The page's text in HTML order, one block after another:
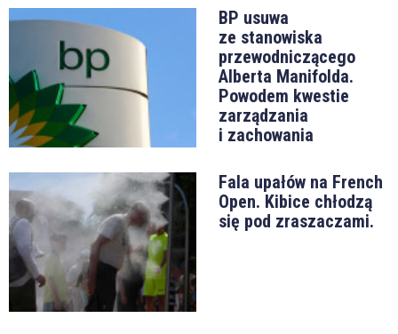
BP usuwa
ze stanowiska
przewodniczącego
Alberta Manifolda.
Powodem kwestie
zarządzania
i zachowania
Fala upałów na French
Open. Kibice chłodzą
się pod zraszaczami.